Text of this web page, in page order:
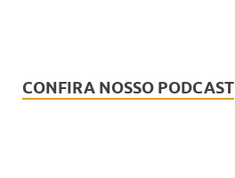
CONFIRA NOSSO PODCAST